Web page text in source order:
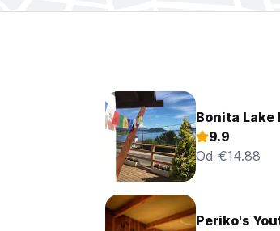
Bonita Lake
9.9
Od €14.88
Periko's